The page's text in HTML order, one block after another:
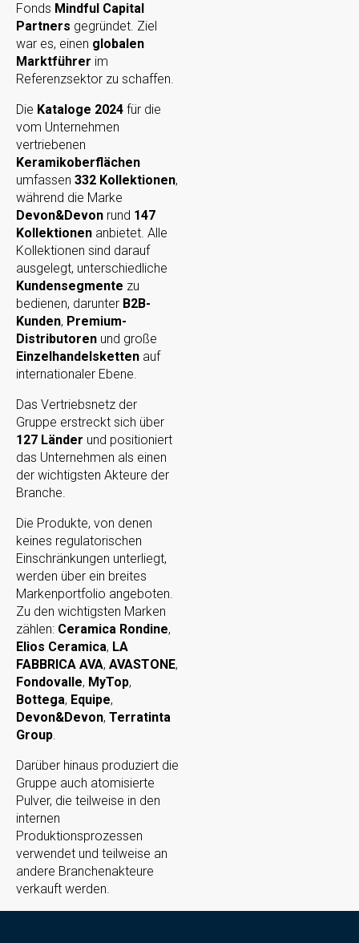
Fonds Mindful Capital
Partners gegründet. Ziel
war es, einen globalen
Marktführer im
Referenzsektor zu schaffen.
Die Kataloge 2024 für die
vom Unternehmen
vertriebenen
Keramikoberflächen
umfassen 332 Kollektionen,
während die Marke
Devon&Devon rund 147
Kollektionen anbietet. Alle
Kollektionen sind darauf
ausgelegt, unterschiedliche
Kundensegmente zu
bedienen, darunter B2B-
Kunden, Premium-
Distributoren und große
Einzelhandelsketten auf
internationaler Ebene.
Das Vertriebsnetz der
Gruppe erstreckt sich über
127 Länder und positioniert
das Unternehmen als einen
der wichtigsten Akteure der
Branche.
Die Produkte, von denen
keines regulatorischen
Einschränkungen unterliegt,
werden über ein breites
Markenportfolio angeboten.
Zu den wichtigsten Marken
zählen: Ceramica Rondine,
Elios Ceramica, LA
FABBRICA AVA, AVASTONE,
Fondovalle, MyTop,
Bottega, Equipe,
Devon&Devon, Terratinta
Group.
Darüber hinaus produziert die
Gruppe auch atomisierte
Pulver, die teilweise in den
internen
Produktionsprozessen
verwendet und teilweise an
andere Branchenakteure
verkauft werden.